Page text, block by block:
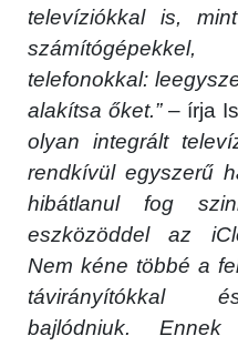
televíziókkal is,
telefonokkal:
alakítsa őket.”– írja
olyan integrált
rendkívül egyszerű
hibátlanul fog
eszközöddel az
Nem kéne többé a
távirányítókkal
bajlódniuk.